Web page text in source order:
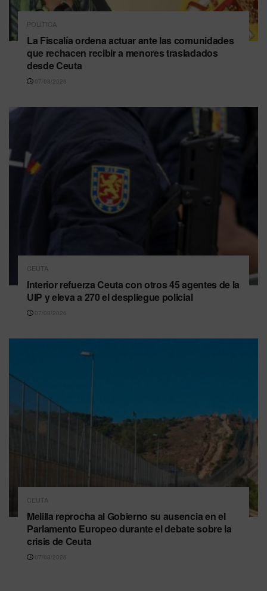
POLÍTICA
La Fiscalía ordena actuar ante las comunidades
que rechacen recibir a menores trasladados
desde Ceuta
07/08/2026
CEUTA
Interior refuerza Ceuta con otros 45 agentes de la
UIP y eleva a 270 el despliegue policial
07/08/2026
CEUTA
Melilla reprocha al Gobierno su ausencia en el
Parlamento Europeo durante el debate sobre la
crisis de Ceuta
07/08/2026